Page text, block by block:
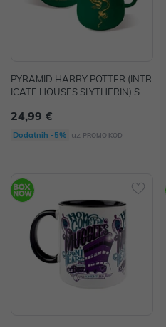
PYRAMID HARRY POTTER (INTR
ICATE HOUSES SLYTHERIN) SH
24,99 €
Dodatnih -5% uz PROMO KOD